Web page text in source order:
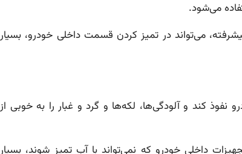
می‌شود.
می‌تواند در تمیز کردن قسمت داخلی خودرو، بسیار
کند و آلودگی‌ها، لکه‌ها و گرد و غبار را به خوبی از
داخلی خودرو که نمی‌تواند با آب تمیز شوند، بسیار